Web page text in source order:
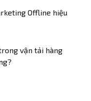
Offline hiệu
vận tải hàng